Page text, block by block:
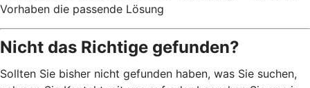
Vorhaben die passende Lösung
Nicht das Richtige gefunden?
Sollten Sie bisher nicht gefunden haben, was Sie suchen,